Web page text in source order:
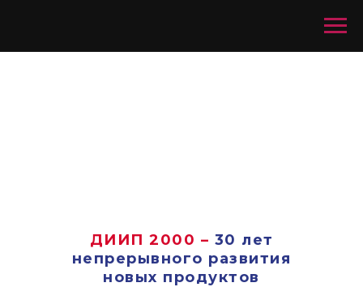
ДИИП 2000 – 30 лет
непрерывного развития
новых продуктов